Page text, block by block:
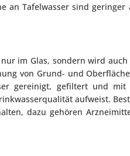
an Tafelwasser sind
im Glas, sondern wird auch
von Grund- und
gereinigt, gefiltert und mit
aufweist.
dazu gehören